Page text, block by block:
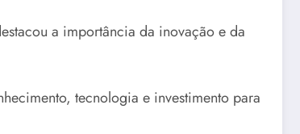
a importância da inovação e da
tecnologia e investimento para